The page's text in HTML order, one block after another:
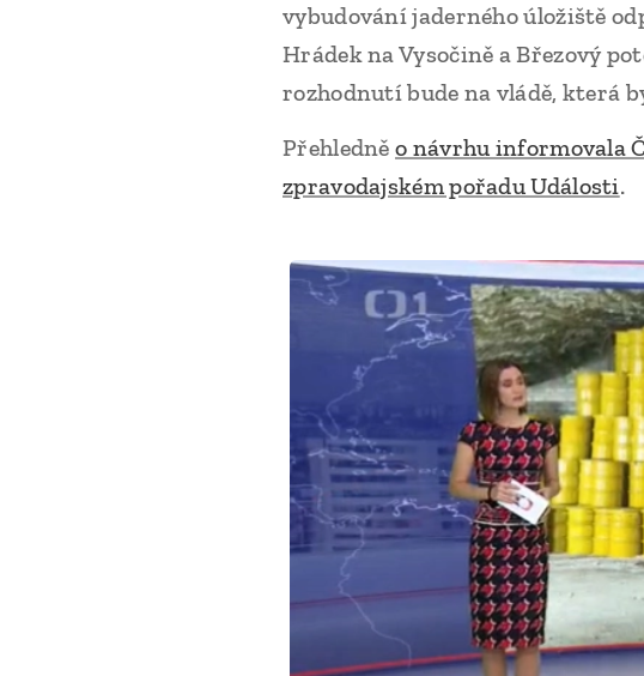
vybudování jaderného úložiště
Hrádek na Vysočině a Březový
rozhodnutí bude na vládě, která
Přehledněo návrhu informovala
zpravodajském pořadu Události.